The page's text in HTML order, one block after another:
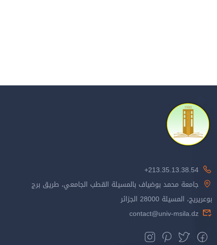
213.35.13.38.54+
جامعة محمد بوضياف بالمسيلة القطب الجامعي، طريق برج
بوعريريج، المسيلة 28000 الجزائر
contact@univ-msila.dz